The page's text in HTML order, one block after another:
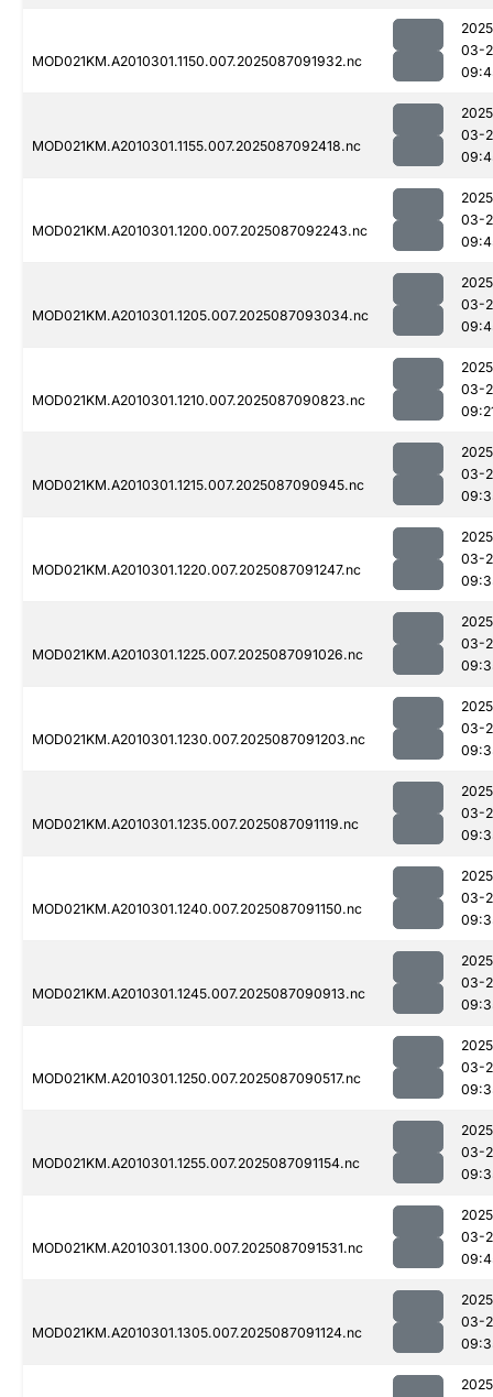
MOD021KM.A2010301.1150.007.2025087091932.nc
03-
MOD021KM.A2010301.1155.007.2025087092418.nc
03-
MOD021KM.A2010301.1200.007.2025087092243.nc
03-
MOD021KM.A2010301.1205.007.2025087093034.nc
03-
MOD021KM.A2010301.1210.007.2025087090823.nc
03-
MOD021KM.A2010301.1215.007.2025087090945.nc
03-
MOD021KM.A2010301.1220.007.2025087091247.nc
03-
MOD021KM.A2010301.1225.007.2025087091026.nc
03-
MOD021KM.A2010301.1230.007.2025087091203.nc
03-
MOD021KM.A2010301.1235.007.2025087091119.nc
03-
MOD021KM.A2010301.1240.007.2025087091150.nc
03-
MOD021KM.A2010301.1245.007.2025087090913.nc
03-
MOD021KM.A2010301.1250.007.2025087090517.nc
03-
MOD021KM.A2010301.1255.007.2025087091154.nc
03-
MOD021KM.A2010301.1300.007.2025087091531.nc
03-
MOD021KM.A2010301.1305.007.2025087091124.nc
03-